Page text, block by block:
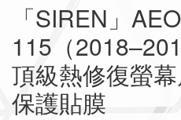
「SIREN」
115（
頂級熱修復螢
保護貼膜